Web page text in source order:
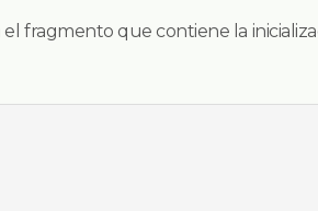
fragmento que contiene la